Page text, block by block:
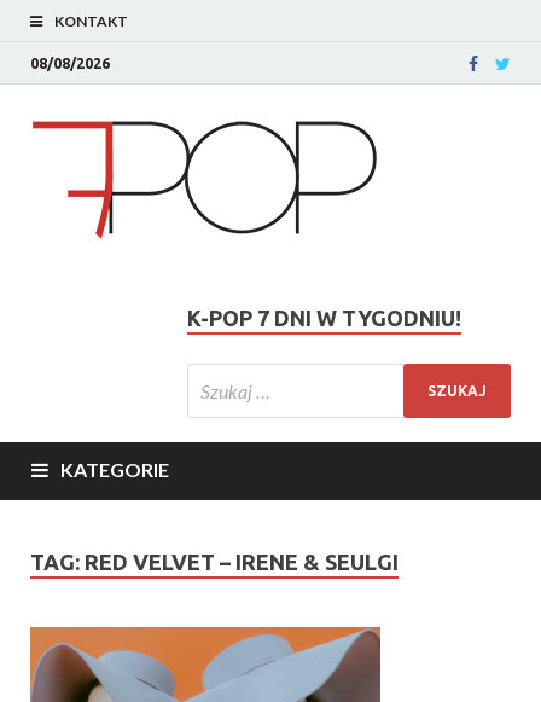
KONTAKT
08/08/2026
K-POP 7 DNI W TYGODNIU!
KATEGORIE
TAG: RED VELVET – IRENE & SEULGI